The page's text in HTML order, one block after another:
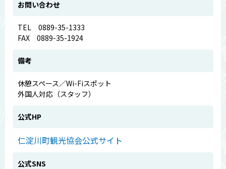
お問い合わせ
TEL 0889-35-1333
FAX 0889-35-1924
備考
休憩スペース／Wi-Fiスポット
外国人対応（スタッフ）
公式HP
仁淀川町観光協会公式サイト
公式SNS